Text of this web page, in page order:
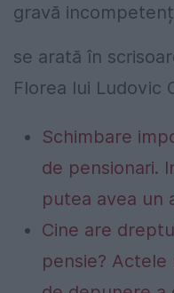
gravă
se arată în
Florea lui Ludovic
Schimbare
de pensionari.
putea avea un
Cine are
pensie? Actele